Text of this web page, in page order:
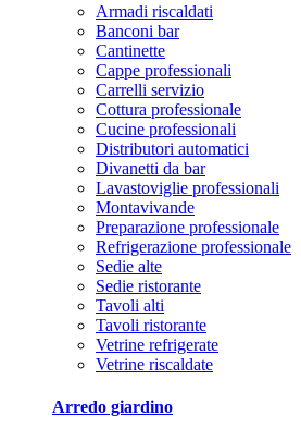
Armadi riscaldati
Banconi bar
Cantinette
Cappe professionali
Carrelli servizio
Cottura professionale
Cucine professionali
Distributori automatici
Divanetti da bar
Lavastoviglie professionali
Montavivande
Preparazione professionale
Refrigerazione professionale
Sedie alte
Sedie ristorante
Tavoli alti
Tavoli ristorante
Vetrine refrigerate
Vetrine riscaldate
Arredo giardino